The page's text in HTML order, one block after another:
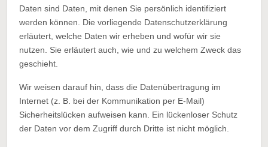
Daten sind Daten, mit denen Sie persönlich identifiziert
werden können. Die vorliegende Datenschutzerklärung
erläutert, welche Daten wir erheben und wofür wir sie
nutzen. Sie erläutert auch, wie und zu welchem Zweck das
geschieht.
Wir weisen darauf hin, dass die Datenübertragung im
Internet (z. B. bei der Kommunikation per E-Mail)
Sicherheitslücken aufweisen kann. Ein lückenloser Schutz
der Daten vor dem Zugriff durch Dritte ist nicht möglich.